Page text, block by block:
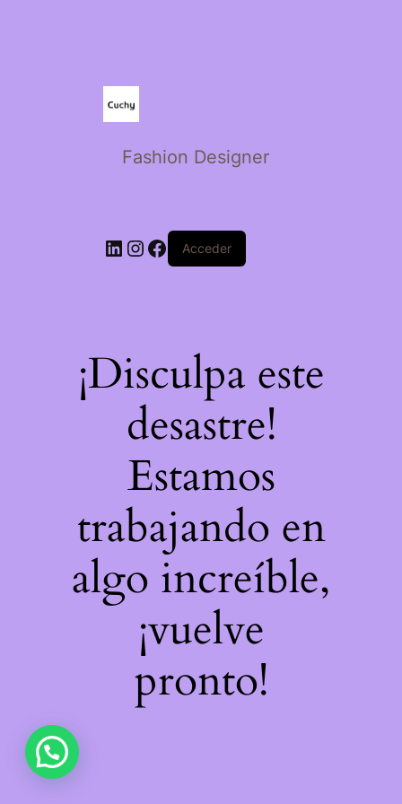
Fashion Designer
Acceder
¡Disculpa este
desastre!
Estamos
trabajando en
algo increíble,
¡vuelve
pronto!